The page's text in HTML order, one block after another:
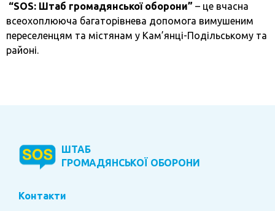
“SOS: Штаб громадянської оборони” – це вчасна
всеохоплююча багаторівнева допомога вимушеним
переселенцям та містянам у Кам’янці-Подільському та
районі.
ШТАБ
ГРОМАДЯНСЬКОЇ ОБОРОНИ
Контакти